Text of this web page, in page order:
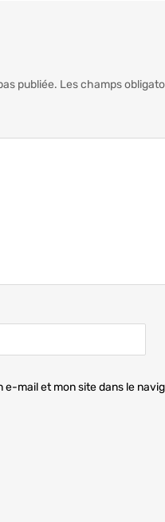
publiée. Les champs
e-mail et mon site dans le